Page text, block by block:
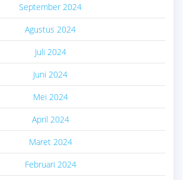
September 2024
Agustus 2024
Juli 2024
Juni 2024
Mei 2024
April 2024
Maret 2024
Februari 2024